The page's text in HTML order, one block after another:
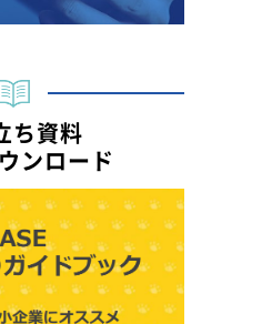
ち資料
ンロード